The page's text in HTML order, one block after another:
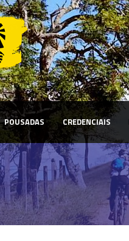
POUSADAS CREDENCIAIS